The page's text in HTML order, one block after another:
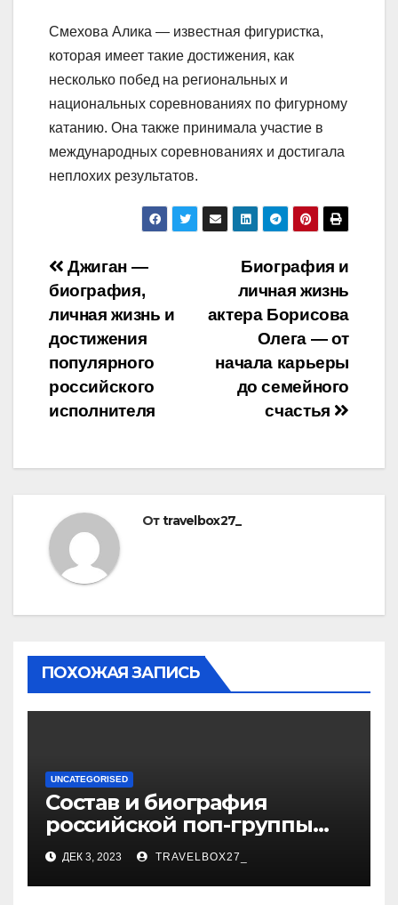
Смехова Алика — известная фигуристка,
которая имеет такие достижения, как
несколько побед на региональных и
национальных соревнованиях по фигурному
катанию. Она также принимала участие в
международных соревнованиях и достигала
неплохих результатов.
Навигация
по
записям
Биография и
личная жизнь
актера Борисова
Олега — от
начала карьеры
до семейного
счастья
Джиган —
биография,
личная жизнь и
достижения
популярного
российского
исполнителя
Отtravelbox27_
ПОХОЖАЯ ЗАПИСЬ
UNCATEGORISED
Состав и биография
российской поп-группы
«Иванушки интернешнл»
— история успеха, музыка
и судьбы участников
ДЕК 3, 2023 TRAVELBOX27_